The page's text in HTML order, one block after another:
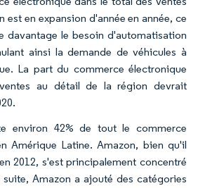
est en expansion d'année en année, ce
davantage le besoin d'automatisation
ainsi la demande de véhicules à
La part du commerce électronique
au détail de la région devrait
environ 42% de tout le commerce
Amérique Latine. Amazon, bien qu'il
2012, s'est principalement concentré
Amazon a ajouté des catégories